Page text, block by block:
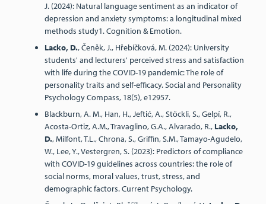
J. (2024): Natural language sentiment as an indicator of
depression and anxiety symptoms: a longitudinal mixed
methods study1. Cognition & Emotion.
Lacko, D., Čeněk, J., Hřebíčková, M. (2024): University
students' and lecturers' perceived stress and satisfaction
with life during the COVID-19 pandemic: The role of
personality traits and self-efficacy. Social and Personality
Psychology Compass, 18(5), e12957.
Blackburn, A. M., Han, H., Jeftić, A., Stöckli, S., Gelpí, R.,
Acosta-Ortiz, A.M., Travaglino, G.A., Alvarado, R., Lacko,
D., Milfont, T.L., Chrona, S., Griffin, S.M., Tamayo-Agudelo,
W., Lee, Y., Vestergren, S. (2023): Predictors of compliance
with COVID-19 guidelines across countries: the role of
social norms, moral values, trust, stress, and
demographic factors. Current Psychology.